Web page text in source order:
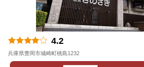
4.2
兵庫県豊岡市城崎町桃島1232